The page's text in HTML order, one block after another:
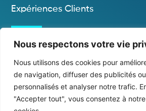
Nous respectons votre vie
Nous utilisons des cookies pour
de navigation, diffuser des publicités
personnalisés et analyser notre trafic.
"Accepter tout", vous consentez à
Expériences Clients
Contactez-Nous